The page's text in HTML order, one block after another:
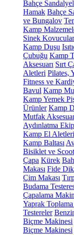
Bahçe
Hamak Bahçe
ve Bungalov
Kamp
Sinek Kovucular
Kamp Duşu
Çubuğu Kamp
Aksesuarı Sırt
Aletleri Pilates,
Fitness ve
Bavul Kamp
Kamp Yemek
Ürünler Kamp
Mutfak
Aydınlatma
Kamp El Aletleri
Kamp Baltası
Bisiklet ve
Çapa Kürek
Makası Fide
Çim Makası
Budama
Çapalama
Yaprak
Testereler
Biçme Makinesi
Biçme Makinesi